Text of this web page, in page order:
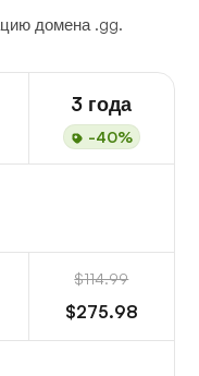
домена .gg.
3 года
-40%
$114.99
$275.98